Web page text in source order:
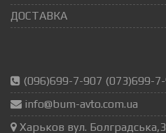
ДОСТАВКА
(096)699-7-907 (073)699-
info@bum-avto.com.ua
Харьков вул.